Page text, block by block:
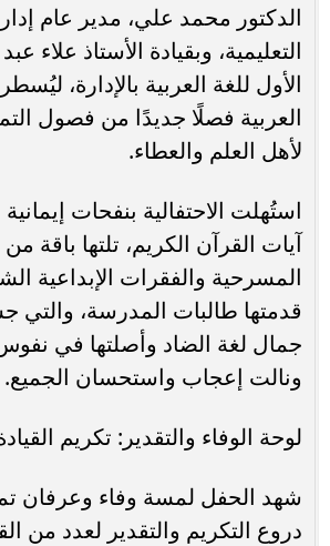
الدكتور محمد علي، مدير عام
التعليمية، وبقيادة الأستاذ علاء
الأول للغة العربية بالإدارة،
العربية فصلًا جديدًا من فصول
لأهل العلم والعطاء.
​استُهلت الاحتفالية بنفحات
آيات القرآن الكريم، تلتها باقة
المسرحية والفقرات الإبداعية
قدمتها طالبات المدرسة، والتي
جمال لغة الضاد وأصلتها في
ونالت إعجاب واستحسان الجميع.
​لوحة الوفاء والتقدير: تكريم
​شهد الحفل لمسة وفاء وعرفان
دروع التكريم والتقدير لعدد من